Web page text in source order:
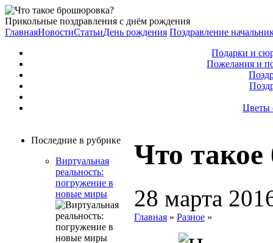
Прикольные поздравления с днём рождения
ГлавнаяНовостиСтатьиДень рождения Поздравление
Подарки и
Пожелания и
Цветы
Последние в рубрике
Виртуальная
реальность:
погружение в
новые миры
Что
28 марта
Главная » Разное »